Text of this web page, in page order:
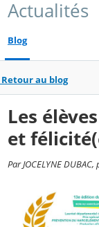
Actualités
Blog
Retour au blog
Les
et
Par JOCELYNE